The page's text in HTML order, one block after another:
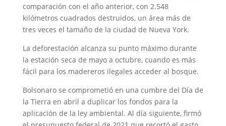
comparación con el año anterior, con 2.548
kilómetros cuadrados destruidos, un área más de
tres veces el tamaño de la ciudad de Nueva York.
La deforestación alcanza su punto máximo durante
la estación seca de mayo a octubre, cuando es más
fácil para los madereros ilegales acceder al bosque.
Bolsonaro se comprometió en una cumbre del Día de
la Tierra en abril a duplicar los fondos para la
aplicación de la ley ambiental. Al día siguiente, firmó